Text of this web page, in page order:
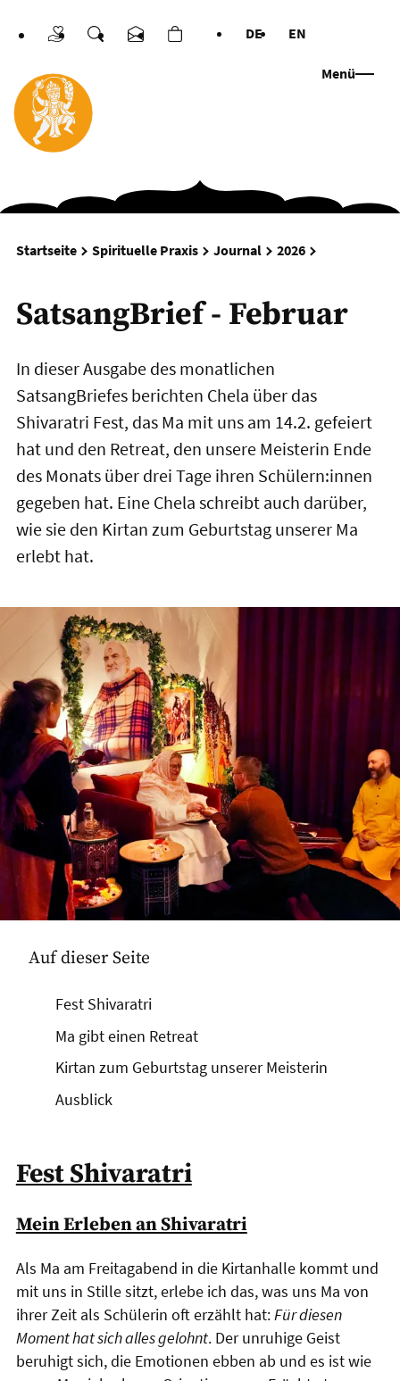
SpendenSucheKontaktWarenkorb
Sprachen DE EN
Menü
Startseite Spirituelle Praxis Journal 2026
SatsangBrief - Februar
In dieser Ausgabe des monatlichen
SatsangBriefes berichten Chela über das
Shivaratri Fest, das Ma mit uns am 14.2. gefeiert
hat und den Retreat, den unsere Meisterin Ende
des Monats über drei Tage ihren Schülern:innen
gegeben hat. Eine Chela schreibt auch darüber,
wie sie den Kirtan zum Geburtstag unserer Ma
erlebt hat.
Auf dieser Seite
Fest Shivaratri
Ma gibt einen Retreat
Kirtan zum Geburtstag unserer Meisterin
Ausblick
Fest Shivaratri
Mein Erleben an Shivaratri
Als Ma am Freitagabend in die Kirtanhalle kommt und
mit uns in Stille sitzt, erlebe ich das, was uns Ma von
ihrer Zeit als Schülerin oft erzählt hat:Für diesen
Moment hat sich alles gelohnt. Der unruhige Geist
beruhigt sich, die Emotionen ebben ab und es ist wie